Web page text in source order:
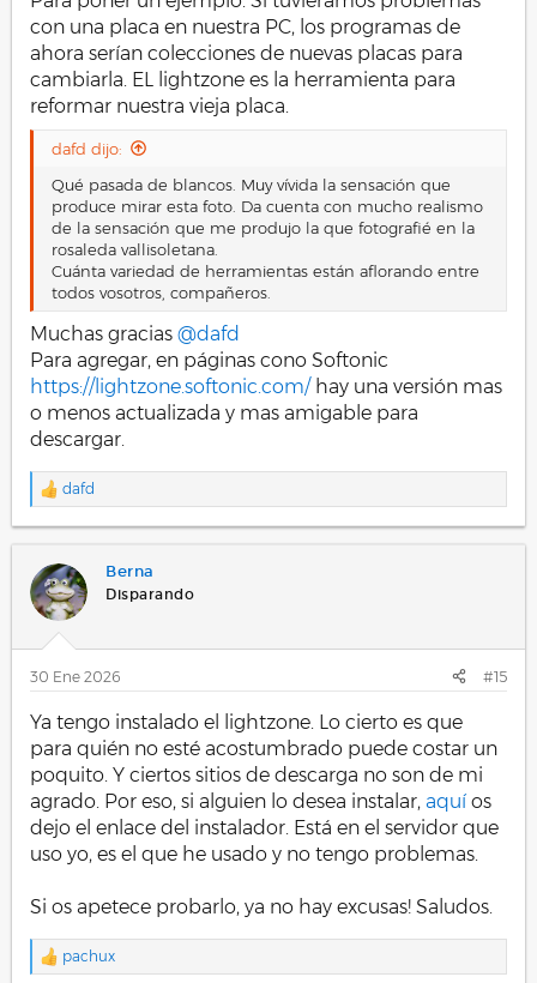
con una placa en nuestra PC, los programas de
ahora serían colecciones de nuevas placas para
cambiarla. EL lightzone es la herramienta para
reformar nuestra vieja placa.
dafd dijo:
Qué pasada de blancos. Muy vívida la sensación que
produce mirar esta foto. Da cuenta con mucho realismo
de la sensación que me produjo la que fotografié en la
rosaleda vallisoletana.
Cuánta variedad de herramientas están aflorando entre
todos vosotros, compañeros.
Muchas gracias @dafd
Para agregar, en páginas cono Softonic
https://lightzone.softonic.com/hay una versión mas
o menos actualizada y mas amigable para
descargar.
R
a
c
i
o
e
s
:
dafd
Berna
Disparando
30 Ene 2026 #15
Ya tengo instalado el lightzone. Lo cierto es que
para quién no esté acostumbrado puede costar un
poquito. Y ciertos sitios de descarga no son de mi
agrado. Por eso, si alguien lo desea instalar, aquí os
dejo el enlace del instalador. Está en el servidor que
uso yo, es el que he usado y no tengo problemas.
Si os apetece probarlo, ya no hay excusas! Saludos.
R
pachux